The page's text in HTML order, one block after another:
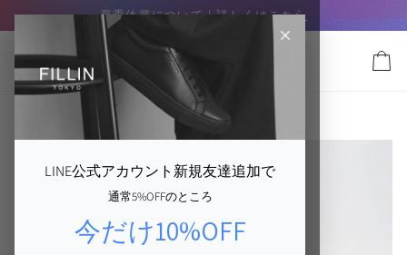
ン
SUMMER SALE｜8/16まで】MAX40%OFFこの夏最後の特大セ
夏季休業について｜詳しくはこちら
カ
CLASSIC｜BLACK
LINE公式アカウント新規友達追加で
通常5%OFFのところ
今だけ10%OFF